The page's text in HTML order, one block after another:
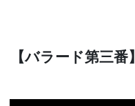
【バラード第三番】